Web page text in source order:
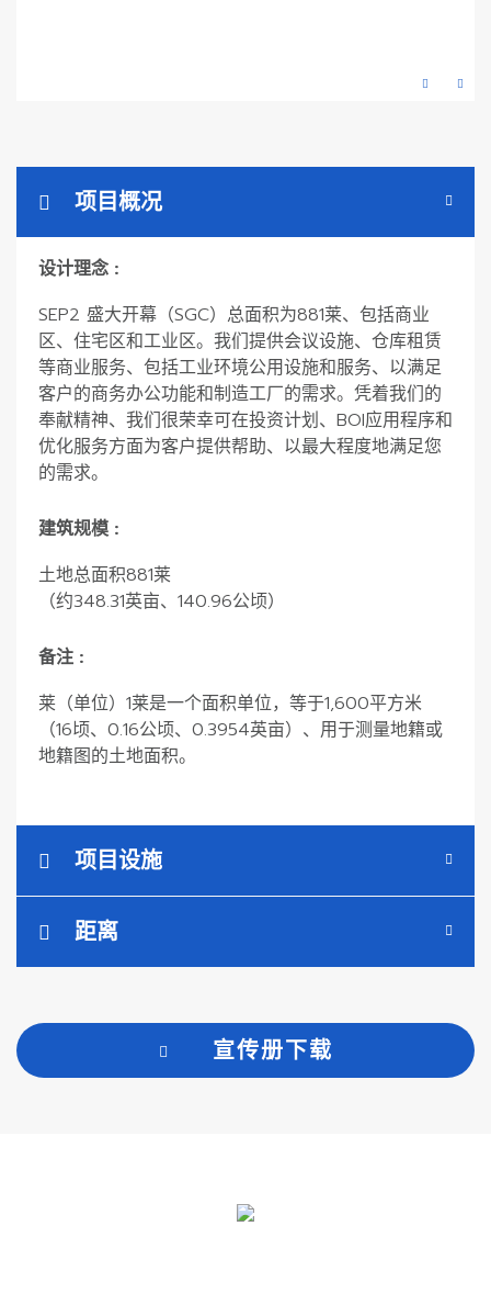
项目概况
设计理念 :
SEP2 盛大开幕（SGC）总面积为881莱、包括商业
区、住宅区和工业区。我们提供会议设施、仓库租赁
等商业服务、包括工业环境公用设施和服务、以满足
客户的商务办公功能和制造工厂的需求。凭着我们的
奉献精神、我们很荣幸可在投资计划、BOI应用程序和
优化服务方面为客户提供帮助、以最大程度地满足您
的需求。
建筑规模 :
土地总面积881莱
（约348.31英亩、140.96公顷）
备注 :
莱（单位）1莱是一个面积单位，等于1,600平方米
（16顷、0.16公顷、0.3954英亩）、用于测量地籍或
地籍图的土地面积。
项目设施
距离
宣传册下载